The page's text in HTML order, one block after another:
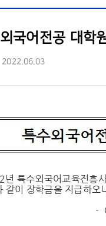
국어전공 대학
2022.06.03
특수외국어교육진흥
같이 장학금을 지급하오
아